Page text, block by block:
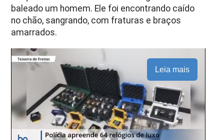
baleado um homem. Ele foi encontrando caído
no chão, sangrando, com fraturas e braços
amarrados.
Leia mais